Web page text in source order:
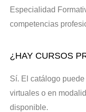
Especialidad
competencias
¿HAY CURSOS
Sí. El catálogo
virtuales o en
disponible.